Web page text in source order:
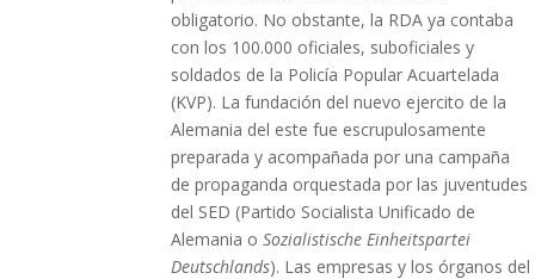
obligatorio. No obstante, la RDA ya contaba
con los 100.000 oficiales, suboficiales y
soldados de la Policía Popular Acuartelada
(KVP). La fundación del nuevo ejercito de la
Alemania del este fue escrupulosamente
preparada y acompañada por una campaña
de propaganda orquestada por las juventudes
del SED (Partido Socialista Unificado de
Alemania oSozialistische Einheitspartei
Deutschlands). Las empresas y los órganos del